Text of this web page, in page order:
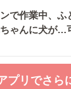
で作業中、
ちゃんに犬が
プリでさら